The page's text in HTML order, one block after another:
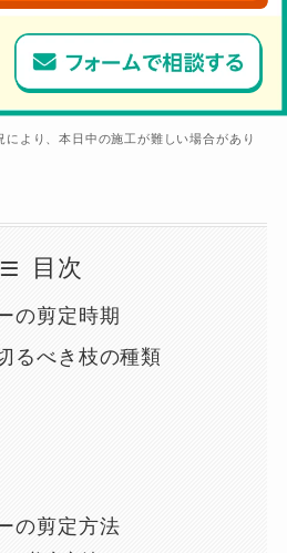
より、本日中の施工が難しい場合があり
目次
の剪定時期
るべき枝の種類
の剪定方法